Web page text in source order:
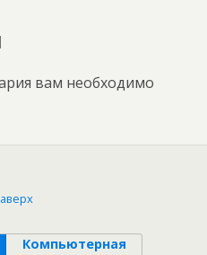
вам необходимо
Компьютерная